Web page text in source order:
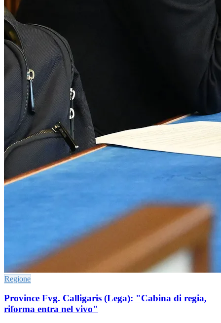
Regione
Province Fvg. Calligaris (Lega): "Cabina di regia,
riforma entra nel vivo"